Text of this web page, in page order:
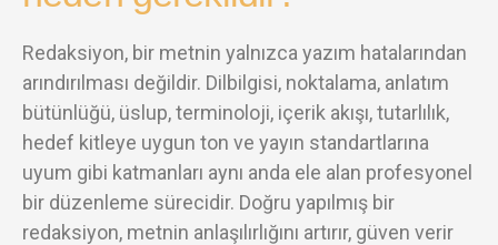
Redaksiyon, bir metnin yalnızca yazım hatalarından
arındırılması değildir. Dilbilgisi, noktalama, anlatım
bütünlüğü, üslup, terminoloji, içerik akışı, tutarlılık,
hedef kitleye uygun ton ve yayın standartlarına
uyum gibi katmanları aynı anda ele alan profesyonel
bir düzenleme sürecidir. Doğru yapılmış bir
redaksiyon, metnin anlaşılırlığını artırır, güven verir